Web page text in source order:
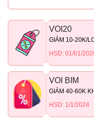
VOI20
GIẢM 10-20K/
HSD: 01/01/
VOI BIM
GIẢM 40-60K
HSD: 1/1/2024